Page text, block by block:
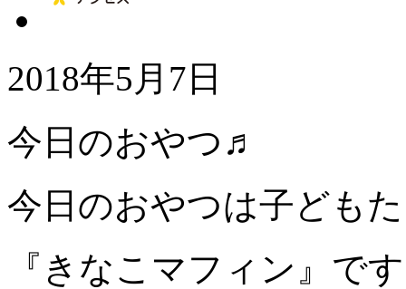
2018年5月7日
今日のおやつ♬
今日のおやつは子ども
『きなこマフィン』で